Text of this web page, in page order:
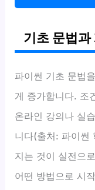
기초 문법과
파이썬 기초 문법
게 증가합니다. 조
온라인 강의나 실
니다(출처: 파이썬
지는 것이 실전으
어떤 방법으로 시